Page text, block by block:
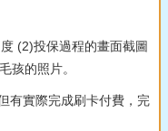
(2)投保過程的畫面截圖
孩的照片。
有實際完成刷卡付費，完